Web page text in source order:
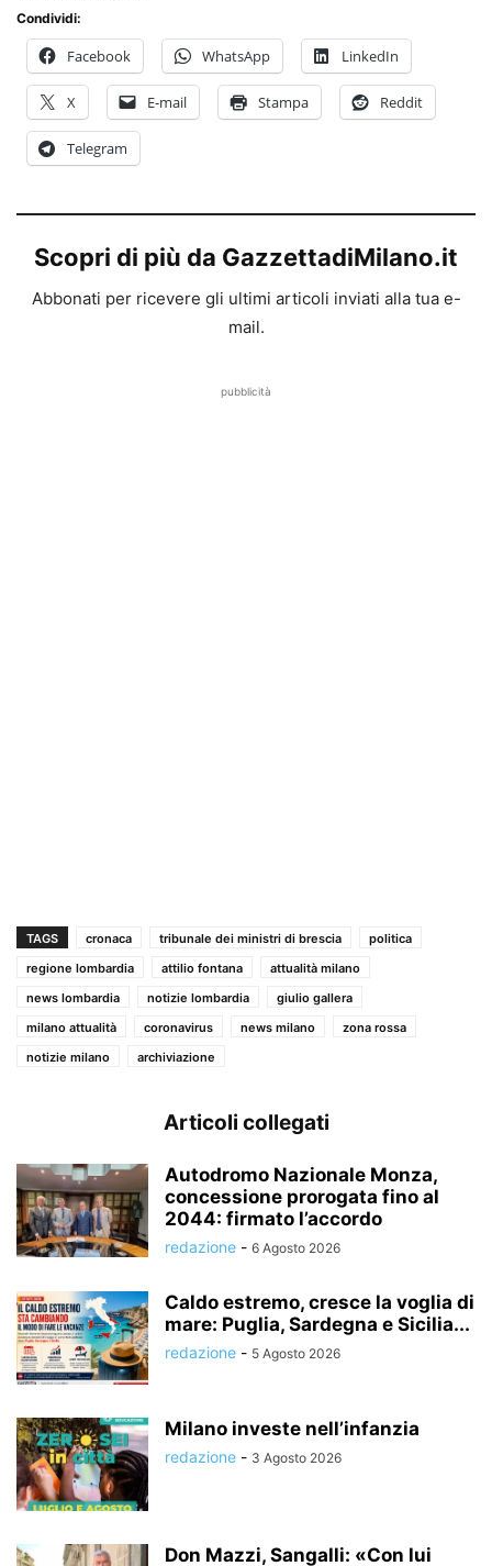
Condividi:
Facebook WhatsApp LinkedIn
X E-mail Stampa Reddit
Telegram
Scopri di più da GazzettadiMilano.it
Abbonati per ricevere gli ultimi articoli inviati alla tua e-
mail.
pubblicità
TAGS cronaca tribunale dei ministri di brescia
politica
regione lombardia
attilio fontana
attualità milano
news lombardia
notizie lombardia
giulio gallera
milano attualità
coronavirus news milano
zona rossa
notizie milano
archiviazione
Articoli collegati
Autodromo Nazionale Monza,
concessione prorogata fino al
2044: firmato l’accordo
redazione - 6 Agosto 2026
Caldo estremo, cresce la voglia di
mare: Puglia, Sardegna e Sicilia...
redazione - 5 Agosto 2026
Milano investe nell’infanzia
redazione - 3 Agosto 2026
Don Mazzi, Sangalli: «Con lui